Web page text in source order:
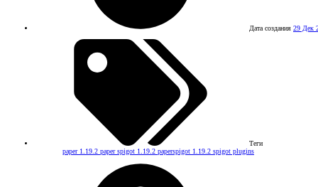
Дата создания 29 Дек
Теги
paper 1.19.2 paper spigot 1.19.2 paperspigot 1.19.2 spigot plugins